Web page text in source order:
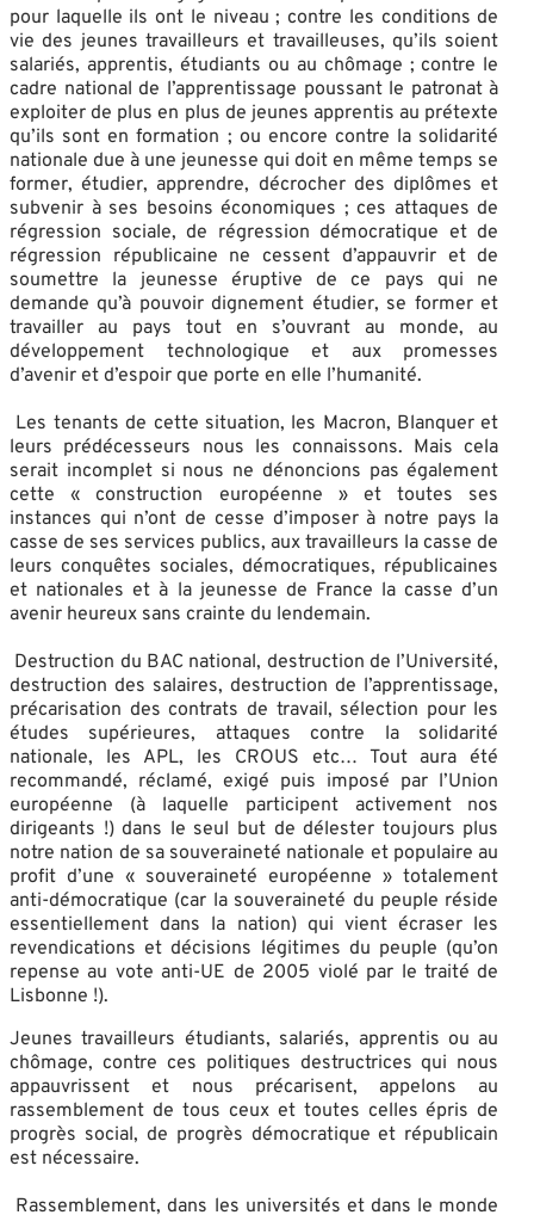
pour laquelle ils ont le niveau ; contre les conditions de
vie des jeunes travailleurs et travailleuses, qu’ils soient
salariés, apprentis, étudiants ou au chômage ; contre le
cadre national de l’apprentissage poussant le patronat à
exploiter de plus en plus de jeunes apprentis au prétexte
qu’ils sont en formation ; ou encore contre la solidarité
nationale due à une jeunesse qui doit en même temps se
former, étudier, apprendre, décrocher des diplômes et
subvenir à ses besoins économiques ; ces attaques de
régression sociale, de régression démocratique et de
régression républicaine ne cessent d’appauvrir et de
soumettre la jeunesse éruptive de ce pays qui ne
demande qu’à pouvoir dignement étudier, se former et
travailler au pays tout en s’ouvrant au monde, au
développement technologique et aux promesses
d’avenir et d’espoir que porte en elle l’humanité.
Les tenants de cette situation, les Macron, Blanquer et
leurs prédécesseurs nous les connaissons. Mais cela
serait incomplet si nous ne dénoncions pas également
cette « construction européenne » et toutes ses
instances qui n’ont de cesse d’imposer à notre pays la
casse de ses services publics, aux travailleurs la casse de
leurs conquêtes sociales, démocratiques, républicaines
et nationales et à la jeunesse de France la casse d’un
avenir heureux sans crainte du lendemain.
Destruction du BAC national, destruction de l’Université,
destruction des salaires, destruction de l’apprentissage,
précarisation des contrats de travail, sélection pour les
études supérieures, attaques contre la solidarité
nationale, les APL, les CROUS etc… Tout aura été
recommandé, réclamé, exigé puis imposé par l’Union
européenne (à laquelle participent activement nos
dirigeants !) dans le seul but de délester toujours plus
notre nation de sa souveraineté nationale et populaire au
profit d’une « souveraineté européenne » totalement
anti-démocratique (car la souveraineté du peuple réside
essentiellement dans la nation) qui vient écraser les
revendications et décisions légitimes du peuple (qu’on
repense au vote anti-UE de 2005 violé par le traité de
Lisbonne !).
Jeunes travailleurs étudiants, salariés, apprentis ou au
chômage, contre ces politiques destructrices qui nous
appauvrissent et nous précarisent, appelons au
rassemblement de tous ceux et toutes celles épris de
progrès social, de progrès démocratique et républicain
est nécessaire.
Rassemblement, dans les universités et dans le monde